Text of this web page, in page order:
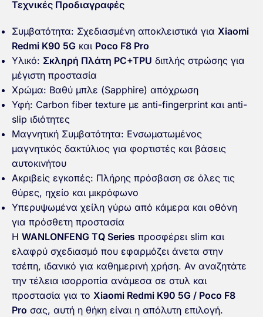
Τεχνικές Προδιαγραφές
Συμβατότητα: Σχεδιασμένη αποκλειστικά για Xiaomi
Redmi K90 5G και Poco F8 Pro
Υλικό: Σκληρή Πλάτη PC+TPU διπλής στρώσης για
μέγιστη προστασία
Χρώμα: Βαθύ μπλε (Sapphire) απόχρωση
Υφή: Carbon fiber texture με anti-fingerprint και anti-
slip ιδιότητες
Μαγνητική Συμβατότητα: Ενσωματωμένος
μαγνητικός δακτύλιος για φορτιστές και βάσεις
αυτοκινήτου
Ακριβείς εγκοπές: Πλήρης πρόσβαση σε όλες τις
θύρες, ηχείο και μικρόφωνο
Υπερυψωμένα χείλη γύρω από κάμερα και οθόνη
για πρόσθετη προστασία
Η WANLONFENG TQ Series προσφέρει slim και
ελαφρύ σχεδιασμό που εφαρμόζει άνετα στην
τσέπη, ιδανικό για καθημερινή χρήση. Αν αναζητάτε
την τέλεια ισορροπία ανάμεσα σε στυλ και
προστασία για το Xiaomi Redmi K90 5G / Poco F8
Pro σας, αυτή η θήκη είναι η απόλυτη επιλογή.